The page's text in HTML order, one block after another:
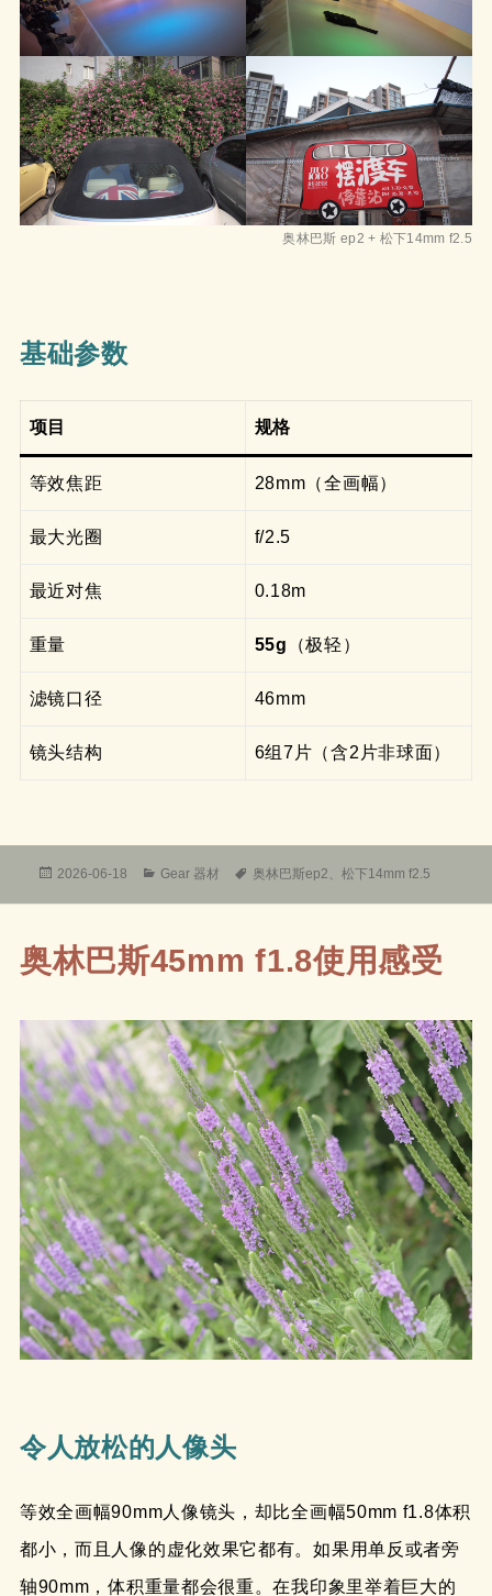
奥林巴斯 ep2 + 松下14mm f2.5
基础参数
项目 规格
等效焦距 28mm（全画幅）
最大光圈 f/2.5
最近对焦 0.18m
重量 55g （极轻）
滤镜口径 46mm
镜头结构 6组7片（含2片非球面）
发
2026-06-18
分
Gear 器材
标
奥林巴斯ep2 、松下14mm f2.5
奥林巴斯45mm f1.8使用感受
令人放松的人像头
等效全画幅90mm人像镜头，却比全画幅50mm f1.8体积
都小，而且人像的虚化效果它都有。如果用单反或者旁
轴90mm，体积重量都会很重。在我印象里举着巨大的